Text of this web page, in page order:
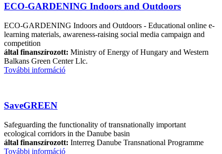
ECO-GARDENING Indoors and Outdoors
ECO-GARDENING Indoors and Outdoors - Educational online e-
learning materials, awareness-raising social media campaign and
competition
által finanszírozott: Ministry of Energy of Hungary and Western
Balkans Green Center Llc.
További információ
SaveGREEN
Safeguarding the functionality of transnationally important
ecological corridors in the Danube basin
által finanszírozott: Interreg Danube Transnational Programme
További információ